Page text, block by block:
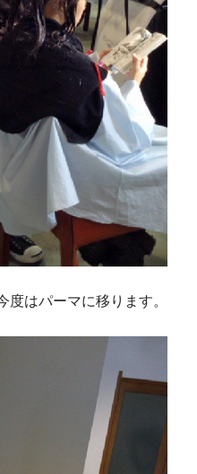
度はパーマに移ります。